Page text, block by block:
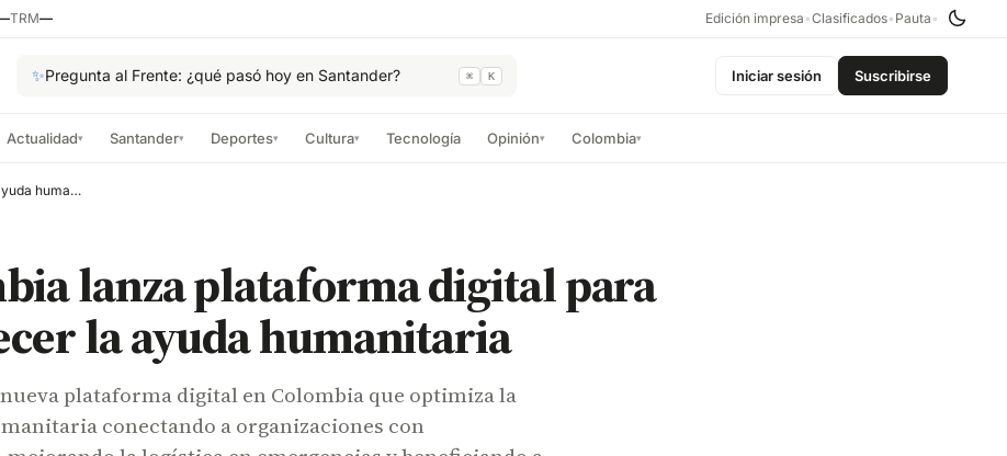
TRM— Edición impresa •Clasificados• Pauta •
✨Pregunta al Frente: ¿qué pasó hoy en Santander? ⌘ K Iniciar sesión Suscribirse
Actualidad▾ Santander▾ Deportes▾ Cultura▾ Tecnología Opinión▾ Colombia▾
Colombia lanza plataforma digital para fortalecer la ayuda humanitaria
lanza plataforma digital para
la ayuda humanitaria
plataforma digital en Colombia que optimiza la
conectando a organizaciones con